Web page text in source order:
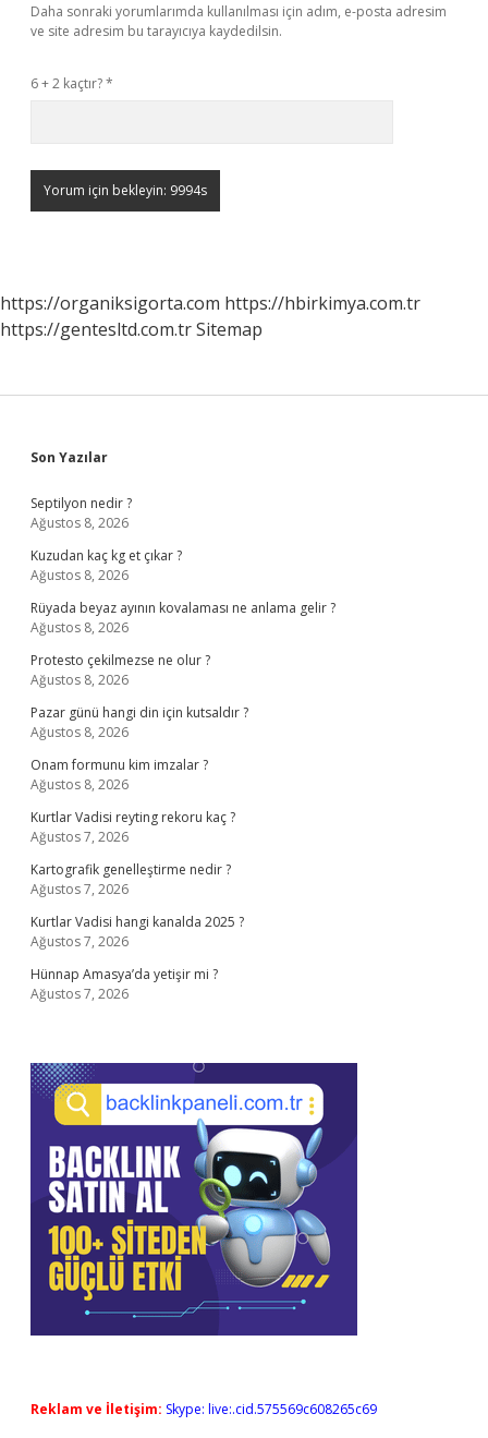
Daha sonraki yorumlarımda kullanılması için adım, e-posta adresim
ve site adresim bu tarayıcıya kaydedilsin.
6 + 2 kaçtır?*
https://organiksigorta.com https://hbirkimya.com.tr
https://gentesltd.com.trSitemap
Sidebar
Son Yazılar
Septilyon nedir ?
Ağustos 8, 2026
Kuzudan kaç kg et çıkar ?
Ağustos 8, 2026
Rüyada beyaz ayının kovalaması ne anlama gelir ?
Ağustos 8, 2026
Protesto çekilmezse ne olur ?
Ağustos 8, 2026
Pazar günü hangi din için kutsaldır ?
Ağustos 8, 2026
Onam formunu kim imzalar ?
Ağustos 8, 2026
Kurtlar Vadisi reyting rekoru kaç ?
Ağustos 7, 2026
Kartografik genelleştirme nedir ?
Ağustos 7, 2026
Kurtlar Vadisi hangi kanalda 2025 ?
Ağustos 7, 2026
Hünnap Amasya’da yetişir mi ?
Ağustos 7, 2026
Reklam ve İletişim: Skype: live:.cid.575569c608265c69